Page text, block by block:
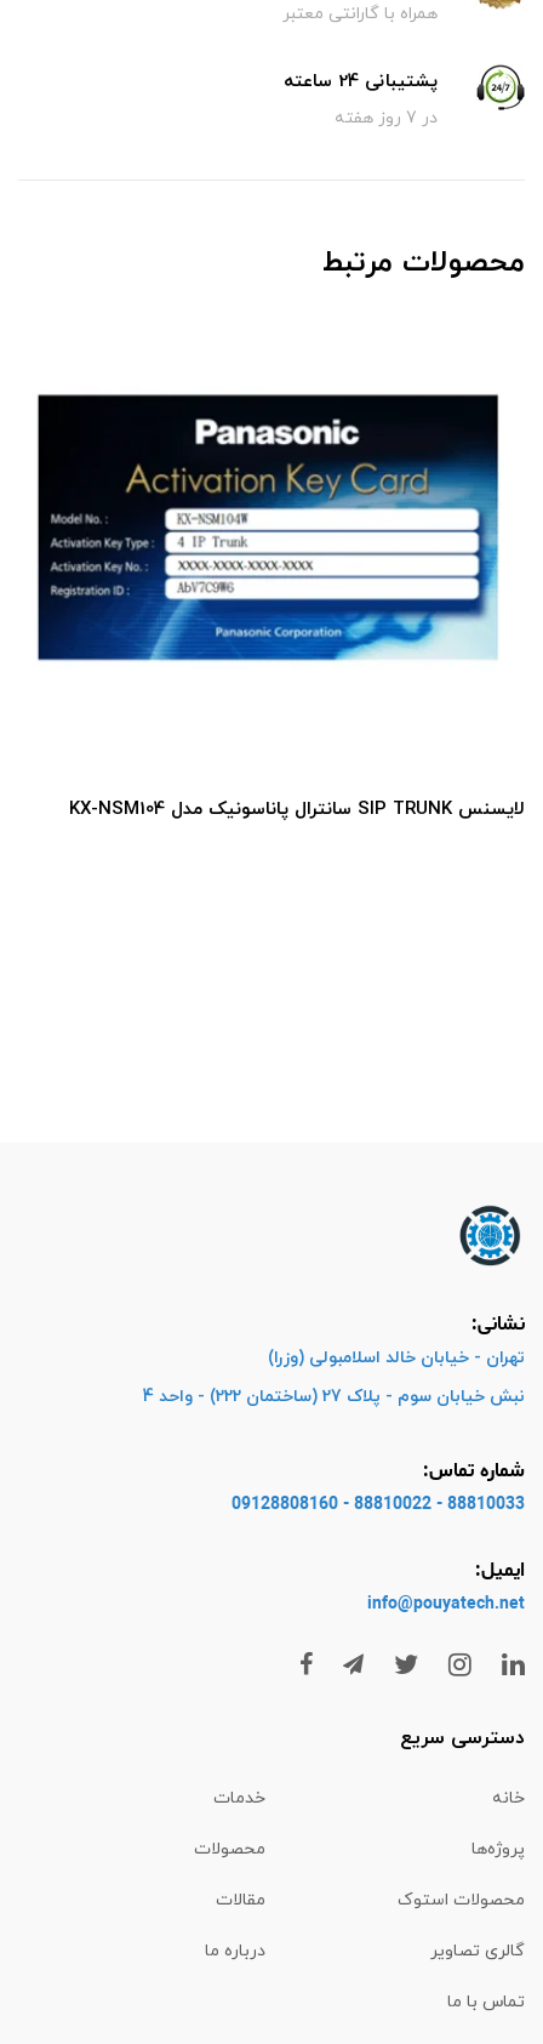
همراه با گارانتی معتبر
پشتیبانی 24 ساعته
در 7 روز هفته
محصولات مرتبط
لایسنس SIP TRUNK سانترال پاناسونیک مدل KX-NSM104
نشانی:
تهران - خیابان خالد اسلامبولی (وزرا)
نبش خیابان سوم - پلاک 27 (ساختمان 222) - واحد 4
شماره تماس:
88810033 - 88810022 - 09128808160
ایمیل:
info@pouyatech.net
دسترسی سریع
خانه خدمات
پروژه‌ها محصولات
محصولات استوک مقالات
گالری تصاویر درباره ما
تماس با ما